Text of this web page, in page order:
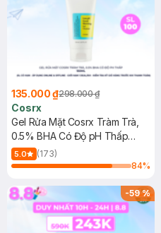
135.000 ₫298.000 ₫
Cosrx
Gel Rửa Mặt Cosrx Tràm Trà,
0.5% BHA Có Độ pH Thấp
150ml
5.0
(173)
84%
-59%